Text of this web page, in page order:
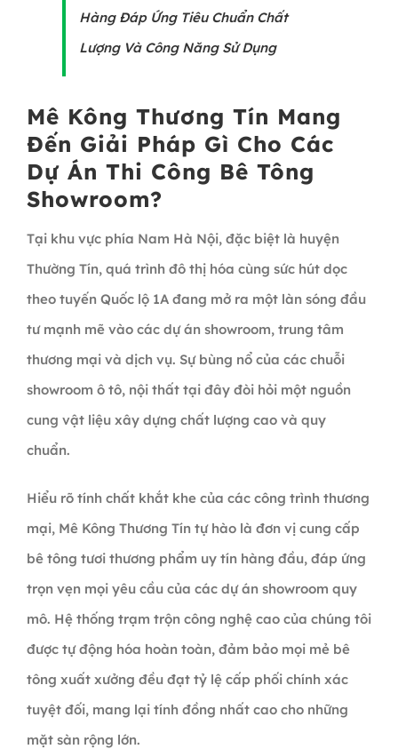
Hàng Đáp Ứng Tiêu Chuẩn Chất
Lượng Và Công Năng Sử Dụng
Mê Kông Thương Tín Mang
Đến Giải Pháp Gì Cho Các
Dự Án Thi Công Bê Tông
Showroom?
Tại khu vực phía Nam Hà Nội, đặc biệt là huyện
Thường Tín, quá trình đô thị hóa cùng sức hút dọc
theo tuyến Quốc lộ 1A đang mở ra một làn sóng đầu
tư mạnh mẽ vào các dự án showroom, trung tâm
thương mại và dịch vụ. Sự bùng nổ của các chuỗi
showroom ô tô, nội thất tại đây đòi hỏi một nguồn
cung vật liệu xây dựng chất lượng cao và quy
chuẩn.
Hiểu rõ tính chất khắt khe của các công trình thương
mại, Mê Kông Thương Tín tự hào là đơn vị cung cấp
bê tông tươi thương phẩm uy tín hàng đầu, đáp ứng
trọn vẹn mọi yêu cầu của các dự án showroom quy
mô. Hệ thống trạm trộn công nghệ cao của chúng tôi
được tự động hóa hoàn toàn, đảm bảo mọi mẻ bê
tông xuất xưởng đều đạt tỷ lệ cấp phối chính xác
tuyệt đối, mang lại tính đồng nhất cao cho những
mặt sàn rộng lớn.